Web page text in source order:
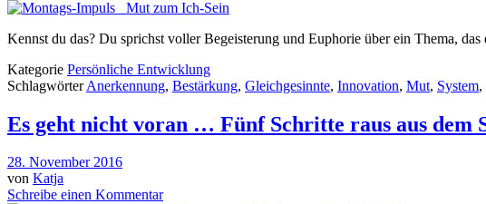
Kennst du das? Du sprichst voller Begeisterung und Euphorie über ein Thema,
Kategorie Persönliche Entwicklung
SchlagwörterAnerkennung, Bestärkung, Gleichgesinnte, Innovation, Mut, System,
Es geht nicht voran … Fünf Schritte raus aus dem
28. November 2016
von Katja
Schreibe einen Kommentar